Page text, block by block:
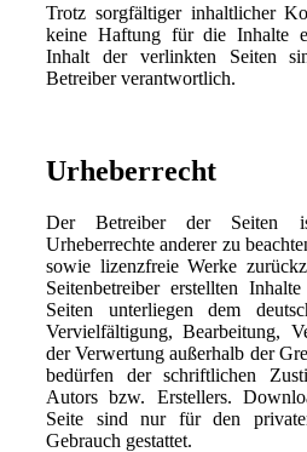
Trotz sorgfältiger inhaltlicher
keine Haftung für die Inhalte
Inhalt der verlinkten Seiten
Betreiber verantwortlich.
Urheberrecht
Der Betreiber der Seiten
Urheberrechte anderer zu
sowie lizenzfreie Werke
Seitenbetreiber erstellten
Seiten unterliegen dem
Vervielfältigung, Bearbeitung,
der Verwertung außerhalb der
bedürfen der schriftlichen
Autors bzw. Erstellers.
Seite sind nur für den
Gebrauch gestattet.